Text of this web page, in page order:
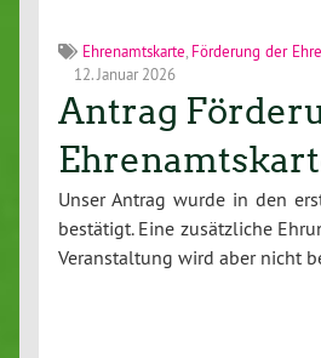
Ehrenamtskarte Förderung der
12. Januar 2026
Antrag
Unser Antrag wurde in den
bestätigt. Eine zusätzliche
Veranstaltung wird aber nicht